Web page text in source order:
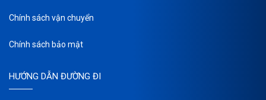
Chính sách vận chuyển
Chính sách bảo mật
HƯỚNG DẪN ĐƯỜNG ĐI